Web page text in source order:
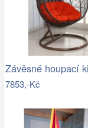
7853,-Kč